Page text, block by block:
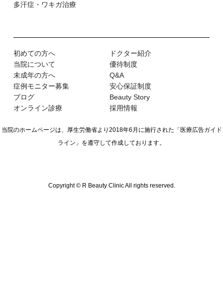
多汗症・ワキガ治療
初めての⽅へ
ドクター紹介
当院について
優待制度
未成年の方へ
Q&A
症例モニター募集
安心保証制度
ブログ
Beauty Story
オンライン診療
採用情報
当院のホームページは、厚生労働省より2018年6月に施行された 「医療広告ガイド
ライン」を遵守して作成しております。
Copyright © R Beauty Clinic All rights reserved.